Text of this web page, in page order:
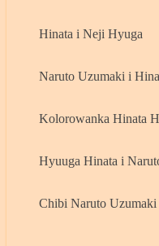
Hinata i Neji Hyuga
Naruto Uzumaki i
Kolorowanka Hinata
Hyuuga Hinata i
Chibi Naruto